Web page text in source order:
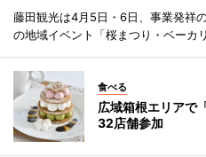
藤田観光は4月5日・6日、事業発祥
の地域イベント「桜まつり・ベーカ
食べる
広域箱根エリアで
32店舗参加